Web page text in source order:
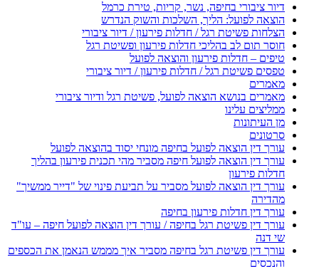
דיור ציבורי בחיפה, נשר, קריות, טירת כרמל
הוצאה לפועל: הליך, השלכות והשוק הנדרש
הצלחות פשיטת רגל / חדלות פירעון / דיור ציבורי
חוסר תום לב בהליכי חדלות פירעון ופשיטת רגל
טיפים – חדלות פירעון והוצאה לפועל
טפסים פשיטת רגל / חדלות פירעון / דיור ציבורי
מאמרים
מאמרים בנושא הוצאה לפועל, פשיטת רגל ודיור ציבורי
ממליצים עלינו
מן העיתונות
סרטונים
עורך דין הוצאה לפועל בחיפה מונחי יסוד בהוצאה לפועל
עורך דין הוצאה לפועל חיפה מסביר מהי תכנית פירעון בהליך
חדלות פירעון
עורך דין הוצאה לפועל מסביר על תביעת פינוי של "דייר ממשיך"
מהדירה
עורך דין חדלות פירעון בחיפה
עורך דין פשיטת רגל בחיפה / עורך דין הוצאה לפועל חיפה – עו"ד
שי דנה
עורך דין פשיטת רגל בחיפה מסביר איך מממש הנאמן את הכספים
והנכסים